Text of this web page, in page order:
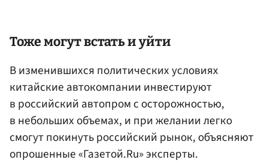
Тоже могут встать и уйти
В изменившихся политических условиях
китайские автокомпании инвестируют
в российский автопром с осторожностью,
в небольших объемах, и при желании легко
смогут покинуть российский рынок, объясняют
опрошенные «Газетой.Ru» эксперты.